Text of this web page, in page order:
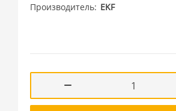
Производитель EKF